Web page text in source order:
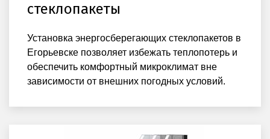
стеклопакеты
Установка энергосберегающих стеклопакетов в
Егорьевске позволяет избежать теплопотерь и
обеспечить комфортный микроклимат вне
зависимости от внешних погодных условий.